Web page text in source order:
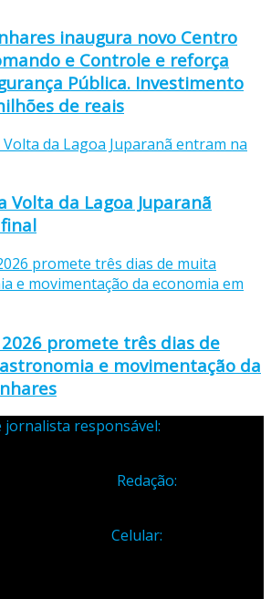
inaugura novo Centro
e Controle e reforça
Pública. Investimento
de reais
Volta da Lagoa Juparanã
promete três dias de
e movimentação da
responsável:
Redação:
Celular: